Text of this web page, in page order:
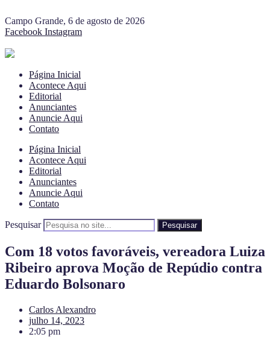
Campo Grande, 6 de agosto de 2026
Facebook Instagram
Página Inicial
Acontece Aqui
Editorial
Anunciantes
Anuncie Aqui
Contato
Página Inicial
Acontece Aqui
Editorial
Anunciantes
Anuncie Aqui
Contato
Pesquisar Pesquisar
Com 18 votos favoráveis, vereadora Luiza
Ribeiro aprova Moção de Repúdio contra
Eduardo Bolsonaro
Carlos Alexandro
julho 14, 2023
2:05 pm